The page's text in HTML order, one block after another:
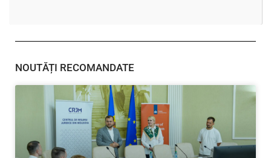
NOUTĂȚI RECOMANDATE